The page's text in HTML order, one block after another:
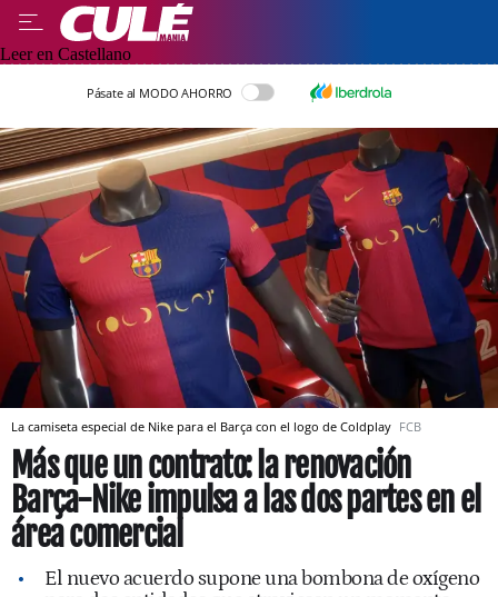
Leer en Castellano
Pásate al MODO AHORRO
La camiseta especial de Nike para el Barça con el logo de Coldplay FCB
Más que un contrato: la renovación
Barça-Nike impulsa a las dos partes en el
área comercial
El nuevo acuerdo supone una bombona de oxígeno